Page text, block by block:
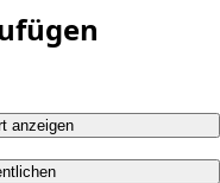
anzeigen